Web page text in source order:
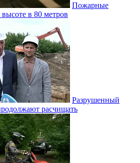
Пожарные
в 80 метров
Разрушенный
расчищать